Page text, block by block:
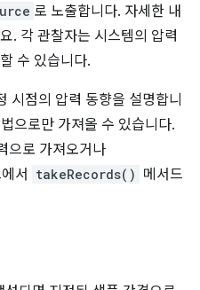
로 노출합니다. 자세한 내
. 각 관찰자는 시스템의 압력
수 있습니다.
시점의 압력 동향을 설명합니
으로만 가져올 수 있습니다.
으로 가져오거나
서 takeRecords() 메서드